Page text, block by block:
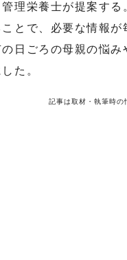
理栄養士が提案する
とで、必要な情報が
日ごろの母親の悩み
た。
記事は取材・執筆時の